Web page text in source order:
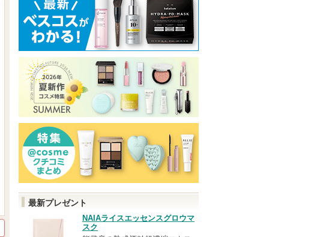
最新プレゼント
NAIAライスエッセンスグロウマ
スク